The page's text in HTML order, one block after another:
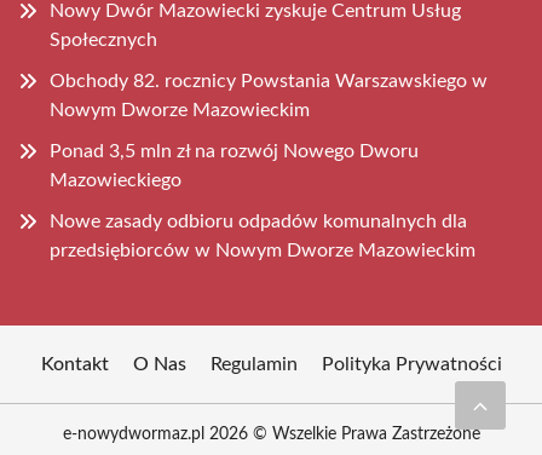
Nowy Dwór Mazowiecki zyskuje Centrum Usług
Społecznych
Obchody 82. rocznicy Powstania Warszawskiego w
Nowym Dworze Mazowieckim
Ponad 3,5 mln zł na rozwój Nowego Dworu
Mazowieckiego
Nowe zasady odbioru odpadów komunalnych dla
przedsiębiorców w Nowym Dworze Mazowieckim
Kontakt O Nas Regulamin Polityka Prywatności
e-nowydwormaz.pl 2026 © Wszelkie Prawa Zastrzeżone